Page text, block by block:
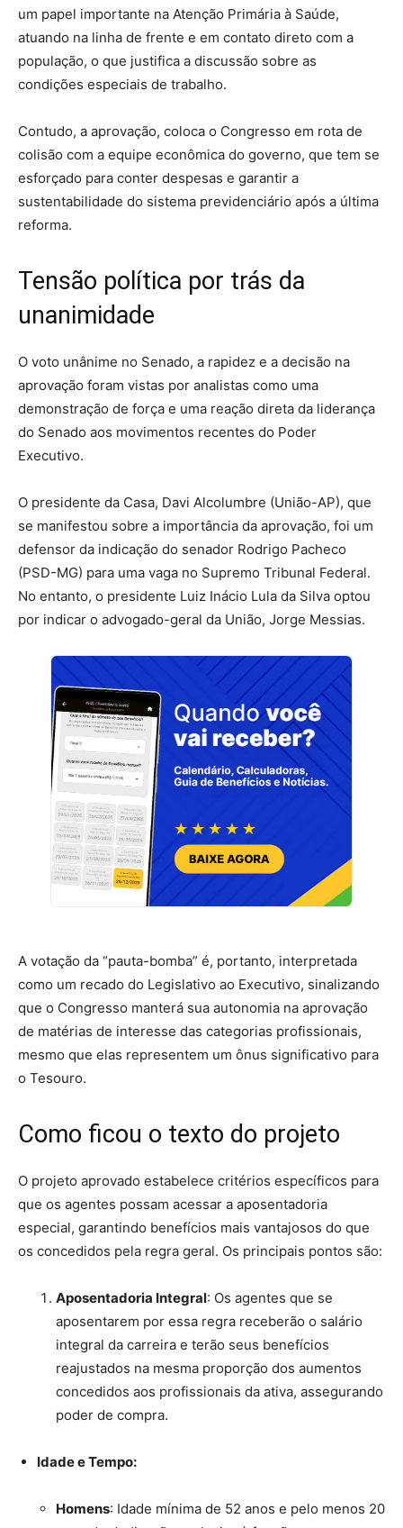
um papel importante na Atenção Primária à Saúde,
atuando na linha de frente e em contato direto com a
população, o que justifica a discussão sobre as
condições especiais de trabalho.
Contudo, a aprovação, coloca o Congresso em rota de
colisão com a equipe econômica do governo, que tem se
esforçado para conter despesas e garantir a
sustentabilidade do sistema previdenciário após a última
reforma.
Tensão política por trás da
unanimidade
O voto unânime no Senado, a rapidez e a decisão na
aprovação foram vistas por analistas como uma
demonstração de força e uma reação direta da liderança
do Senado aos movimentos recentes do Poder
Executivo.
O presidente da Casa, Davi Alcolumbre (União-AP), que
se manifestou sobre a importância da aprovação, foi um
defensor da indicação do senador Rodrigo Pacheco
(PSD-MG) para uma vaga no Supremo Tribunal Federal.
No entanto, o presidente Luiz Inácio Lula da Silva optou
por indicar o advogado-geral da União, Jorge Messias.
A votação da “pauta-bomba” é, portanto, interpretada
como um recado do Legislativo ao Executivo, sinalizando
que o Congresso manterá sua autonomia na aprovação
de matérias de interesse das categorias profissionais,
mesmo que elas representem um ônus significativo para
o Tesouro.
Como ficou o texto do projeto
O projeto aprovado estabelece critérios específicos para
que os agentes possam acessar a aposentadoria
especial, garantindo benefícios mais vantajosos do que
os concedidos pela regra geral. Os principais pontos são:
Aposentadoria Integral: Os agentes que se
aposentarem por essa regra receberão o salário
integral da carreira e terão seus benefícios
reajustados na mesma proporção dos aumentos
concedidos aos profissionais da ativa, assegurando
poder de compra.
Idade e Tempo:
Homens: Idade mínima de 52 anos e pelo menos 20